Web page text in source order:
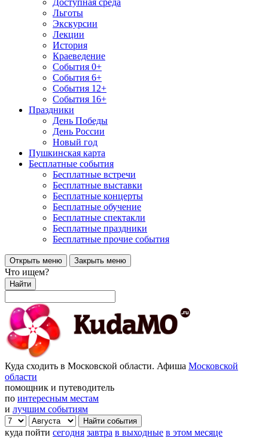
Доступная среда
Льготы
Экскурсии
Лекции
История
Краеведение
События 0+
События 6+
События 12+
События 16+
Праздники
День Победы
День России
Новый год
Пушкинская карта
Бесплатные события
Бесплатные встречи
Бесплатные выставки
Бесплатные концерты
Бесплатные обучение
Бесплатные спектакли
Бесплатные праздники
Бесплатные прочие события
Открыть меню Закрыть меню
Что ищем?
Найти
Куда сходить в Московской области. Афиша Московской
области
помощник и путеводитель
по интересным местам
и лучшим событиям
куда пойти сегодня завтра в выходные в этом месяце